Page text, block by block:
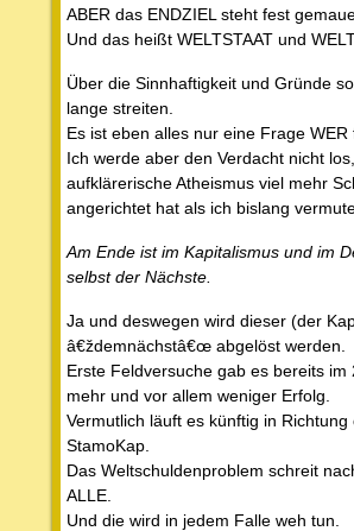
ABER das ENDZIEL steht fest
Und das heißt WELTSTAAT und
Über die Sinnhaftigkeit und Gründe
lange streiten.
Es ist eben alles nur eine Frage WER
Ich werde aber den Verdacht nicht
aufklärerische Atheismus viel mehr
angerichtet hat als ich bislang
Am Ende ist im Kapitalismus und im
selbst der Nächste.
Ja und deswegen wird dieser (der
â€ždemnächstâ€œ abgelöst werden.
Erste Feldversuche gab es bereits
mehr und vor allem weniger Erfolg.
Vermutlich läuft es künftig in Richtung
StamoKap.
Das Weltschuldenproblem schreit
ALLE.
Und die wird in jedem Falle weh tun.